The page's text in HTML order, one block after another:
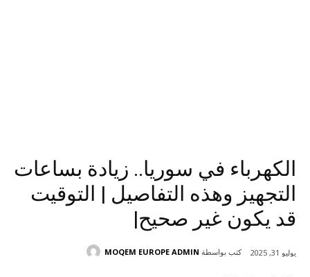
الكهرباء في سوريا.. زيادة بساعات
التجهيز وهذه التفاصيل | التوقيت
قد يكون غير صحيح|
يوليو 31, 2025 كتب بواسطة MOQEM EUROPE ADMIN